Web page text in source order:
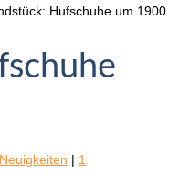
Hufschuhe um 1900
Neuigkeiten | 1